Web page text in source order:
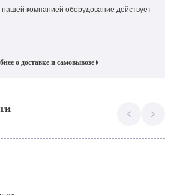
компанией оборудование действует
о доставке и самовывозе